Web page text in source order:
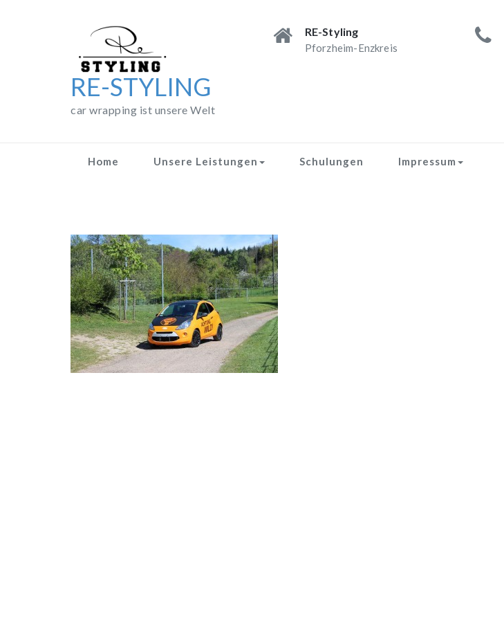
RE-STYLING
car wrapping ist unsere Welt
RE-Styling
Pforzheim-Enzkreis
Home Unsere Leistungen Schulungen Impressum